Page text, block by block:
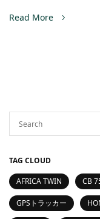
Read More
TAG CLOUD
AFRICA TWIN
CB
GPSトラッカー